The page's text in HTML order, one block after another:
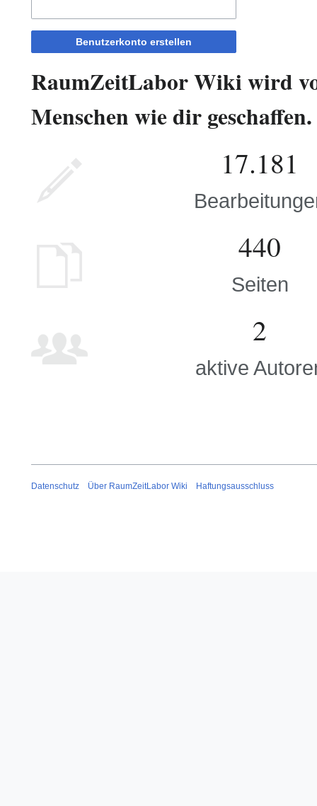
Benutzerkonto erstellen
RaumZeitLabor Wiki wird
Menschen wie dir geschaffen.
17.181
440
Seiten
2
aktive
Datenschutz Über RaumZeitLabor Wiki Haftungsausschluss